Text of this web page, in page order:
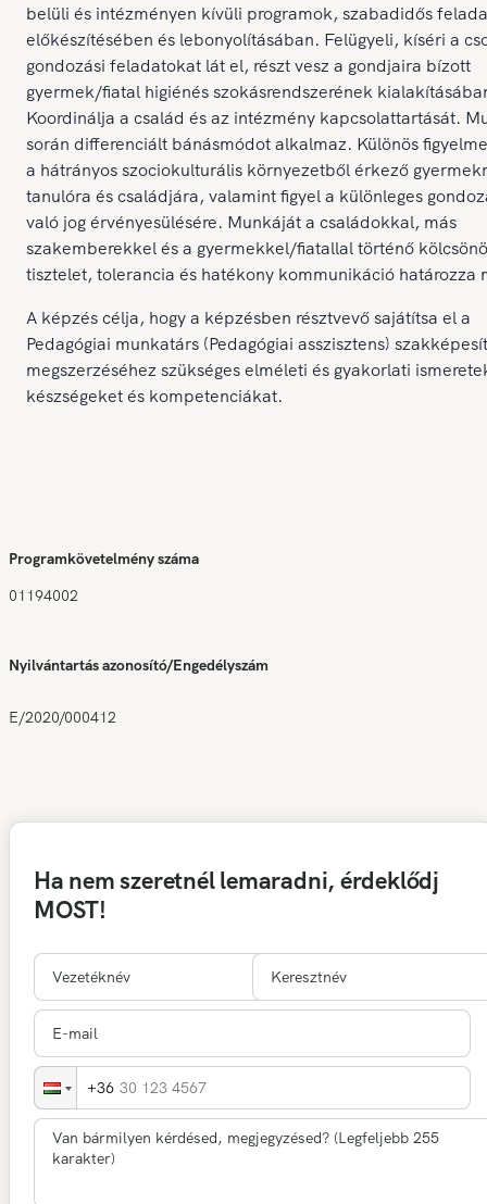
belüli és intézményen kívüli programok, szabadidős
előkészítésében és lebonyolításában. Felügyeli, kíséri a
gondozási feladatokat lát el, részt vesz a gondjaira bízott
gyermek/fiatal higiénés szokásrendszerének
Koordinálja a család és az intézmény kapcsolattartását.
során differenciált bánásmódot alkalmaz. Különös
a hátrányos szociokulturális környezetből érkező
tanulóra és családjára, valamint figyel a különleges
való jog érvényesülésére. Munkáját a családokkal, más
szakemberekkel és a gyermekkel/fiatallal történő
tisztelet, tolerancia és hatékony kommunikáció határozza
A képzés célja, hogy a képzésben résztvevő sajátítsa el a
Pedagógiai munkatárs (Pedagógiai asszisztens)
megszerzéséhez szükséges elméleti és gyakorlati
készségeket és kompetenciákat.
Programkövetelmény száma
01194002
Nyilvántartás azonosító/Engedélyszám
E/2020/000412
Ha nem szeretnél lemaradni, érdeklődj
MOST!
30 123 4567